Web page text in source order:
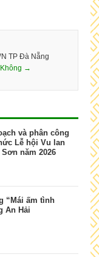
TP Đà Nẵng
→
và phân công
Lễ hội Vu lan
năm 2026
“Mái ấm tình
An Hải